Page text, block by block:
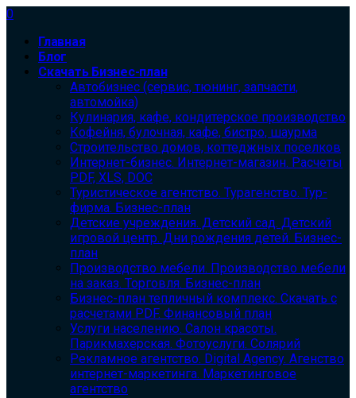
0
Главная
Блог
Скачать Бизнес-план
Автобизнес (сервис, тюнинг, запчасти,
автомойка)
Кулинария, кафе, кондитерское производство
Кофейня, булочная, кафе, бистро, шаурма
Строительство домов, коттеджных поселков
Интернет-бизнес. Интернет-магазин. Расчеты
PDF, XLS, DOC
Туристическое агентство. Турагенство. Тур-
фирма. Бизнес-план
Детские учреждения. Детский сад. Детский
игровой центр. Дни рождения детей. Бизнес-
план
Производство мебели. Производство мебели
на заказ. Торговля. Бизнес-план
Бизнес-план тепличный комплекс. Скачать с
расчетами PDF. Финансовый план
Услуги населению. Салон красоты.
Парикмахерская. Фотоуслуги. Солярий
Рекламное агентство. Digital Agency. Агенство
интернет-маркетинга. Маркетинговое
агентство